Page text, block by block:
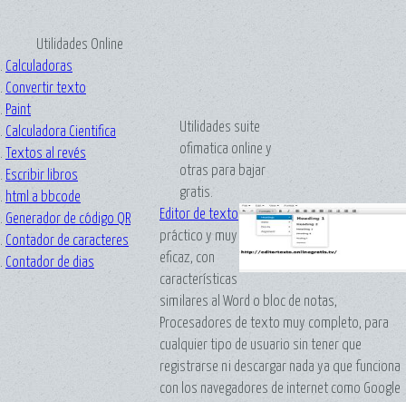
Utilidades Online
Calculadoras
Convertir texto
Paint
Calculadora Cientifica
Textos al revés
Escribir libros
html a bbcode
Generador de código QR
Contador de caracteres
Contador de dias
Utilidades suite
ofimatica online y
otras para bajar
gratis.
Editor de texto
práctico y muy
eficaz, con
características
similares al Word o bloc de notas,
Procesadores de texto muy completo, para
cualquier tipo de usuario sin tener que
registrarse ni descargar nada ya que funciona
con los navegadores de internet como Google